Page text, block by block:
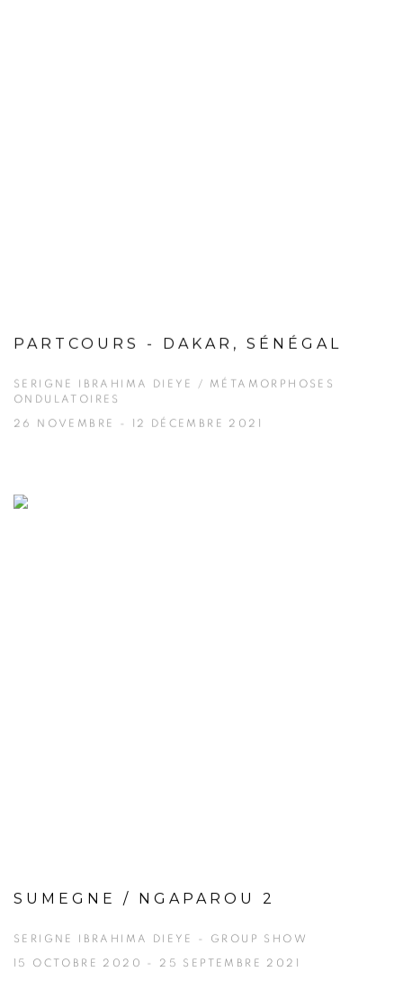
PARTCOURS - DAKAR, SÉNÉGAL
SERIGNE IBRAHIMA DIEYE / MÉTAMORPHOSES
ONDULATOIRES
26 NOVEMBRE - 12 DÉCEMBRE 2021
SUMEGNE / NGAPAROU 2
SERIGNE IBRAHIMA DIEYE - GROUP SHOW
15 OCTOBRE 2020 - 25 SEPTEMBRE 2021